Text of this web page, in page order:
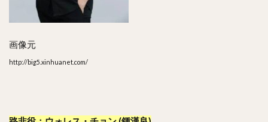
画像元
http://big5.xinhuanet.com/